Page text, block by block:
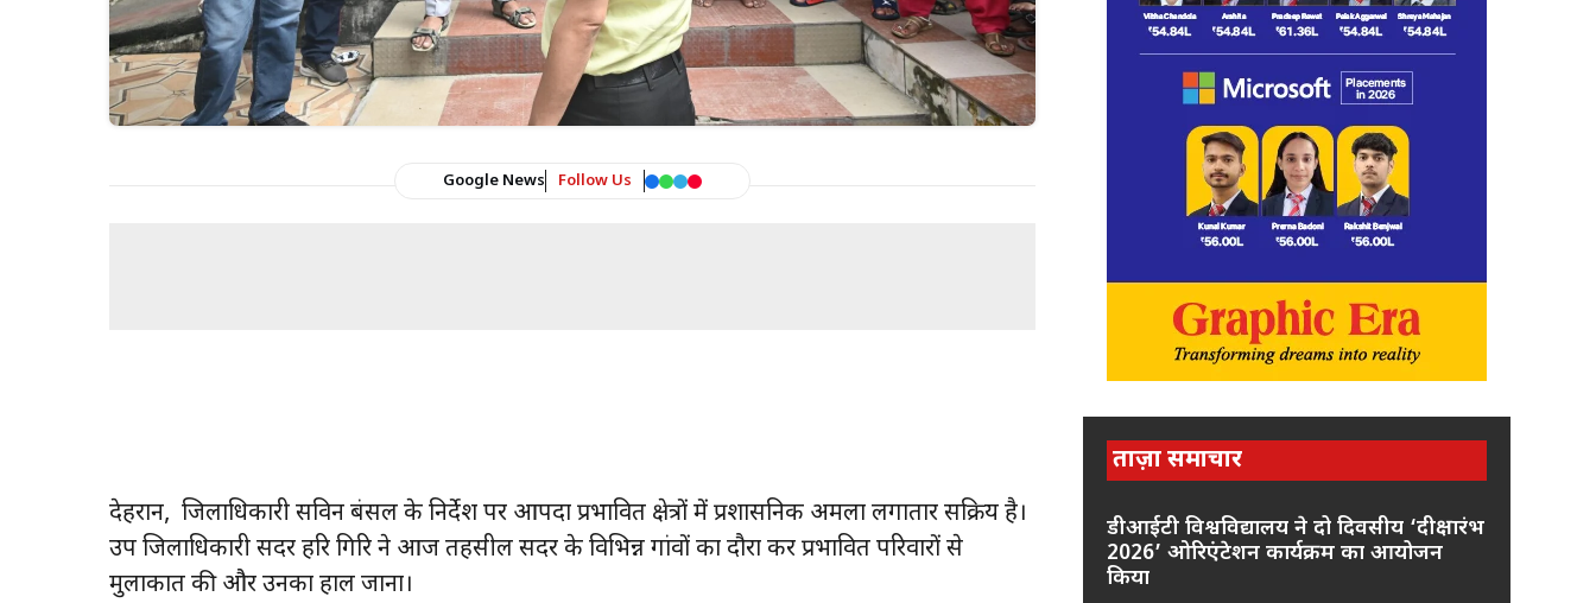
Google News Follow Us
देहरादून, जिलाधिकारी सविन बंसल के निर्देश पर आपदा प्रभावित क्षेत्रों में प्रशासनिक अमला लगातार सक्रिय है।
उप जिलाधिकारी सदर हरि गिरि ने आज तहसील सदर के विभिन्न गांवों का दौरा कर प्रभावित परिवारों से
मुलाकात की और उनका हाल जाना।
ताज़ा समाचार
डीआईटी विश्वविद्यालय ने दो दिवसीय ‘दीक्षारंभ
2026’ ओरिएंटेशन कार्यक्रम का आयोजन
किया